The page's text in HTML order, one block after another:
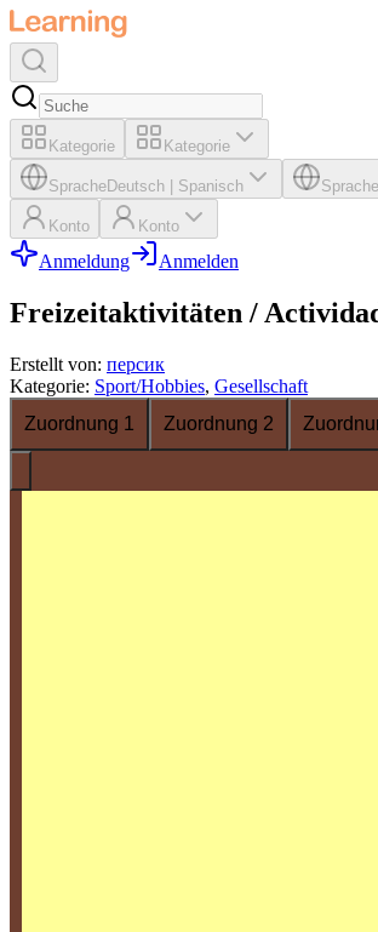
Kategorie Kategorie
SpracheDeutsch Spanisch Sprache
Konto Konto
Anmeldung Anmelden
Freizeitaktivitäten /
Erstellt von: персик
Kategorie: Sport/Hobbies, Gesellschaft
Zuordnung 1
Zuordnung 2